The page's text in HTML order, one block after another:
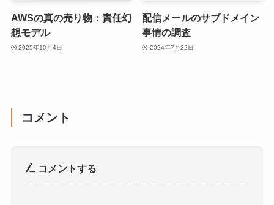
AWSの真の売り物：責任幻
想モデル
2025年10月4日
配信メールのサブドメイン
事情の調査
2024年7月22日
コメント
コメントする